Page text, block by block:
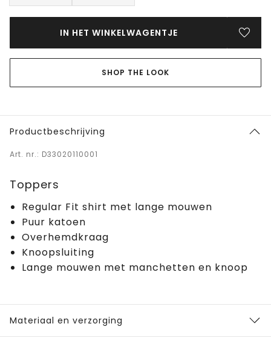
IN HET WINKELWAGENTJE
SHOP THE LOOK
Productbeschrijving
Art. nr.: D33020110001
Toppers
Regular Fit shirt met lange mouwen
Puur katoen
Overhemdkraag
Knoopsluiting
Lange mouwen met manchetten en knoop
Materiaal en verzorging